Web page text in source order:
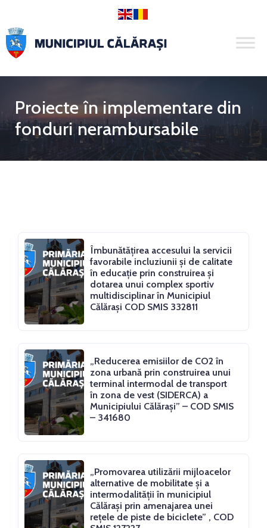
Proiecte în implementare din
fonduri nerambursabile
Îmbunătăţirea accesului la servicii
favorabile incluziunii şi de calitate
în educaţie prin construirea şi
dotarea unui complex sportiv
multidisciplinar în Municipiul
Călăraşi COD SMIS 332811
„Reducerea emisiilor de CO2 în
zona urbană prin construirea unui
terminal intermodal de transport
în zona de vest (SIDERCA) a
Municipiului Călărași” – COD SMIS
– 341680
„Promovarea utilizării mijloacelor
alternative de mobilitate și a
intermodalității în municipiul
Călărași prin amenajarea unei
rețele de piste de biciclete” , COD